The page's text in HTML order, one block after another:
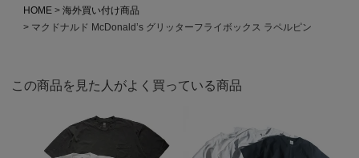
HOME
海外買い付け商品
マクドナルド McDonald’s グリッターフライボックス ラペルピン
この商品を見た人がよく買っている商品